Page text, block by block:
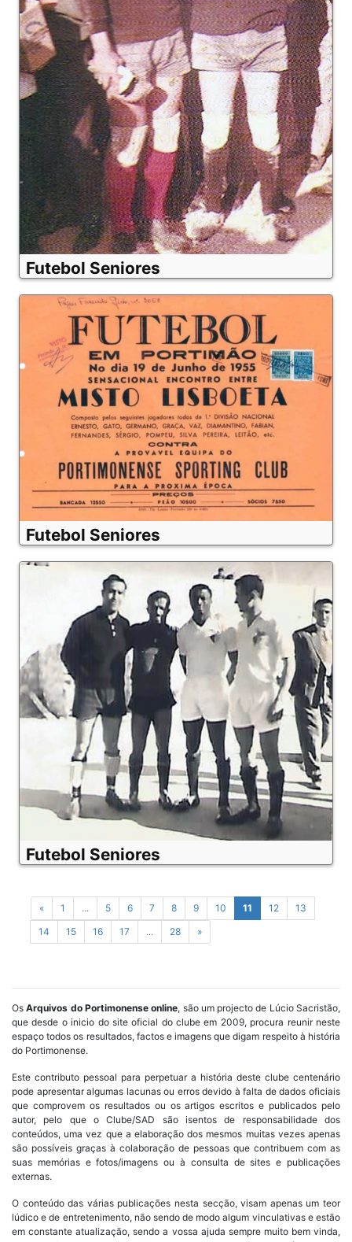
Futebol Seniores
Futebol Seniores
Futebol Seniores
« 1 ... 5 6 7 8 9 10 11 12
13
14
15 16 17 ... 28 »
OsArquivos do Portimonense online, são um projecto de Lúcio Sacristão,
que desde o inicio do site oficial do clube em 2009, procura reunir neste
espaço todos os resultados, factos e imagens que digam respeito à história
do Portimonense.
Este contributo pessoal para perpetuar a história deste clube centenário
pode apresentar algumas lacunas ou erros devido à falta de dados oficiais
que comprovem os resultados ou os artigos escritos e publicados pelo
autor, pelo que o Clube/SAD são isentos de responsabilidade dos
conteúdos, uma vez que a elaboração dos mesmos muitas vezes apenas
são possíveis graças à colaboração de pessoas que contribuem com as
suas memórias e fotos/imagens ou à consulta de sites e publicações
externas.
O conteúdo das várias publicações nesta secção, visam apenas um teor
lúdico e de entretenimento, não sendo de modo algum vinculativas e estão
em constante atualização, sendo a vossa ajuda sempre muito bem vinda,